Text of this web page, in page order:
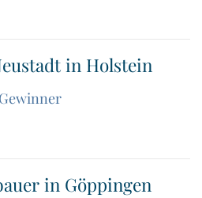
in Holstein
Gewinner
in Göppingen